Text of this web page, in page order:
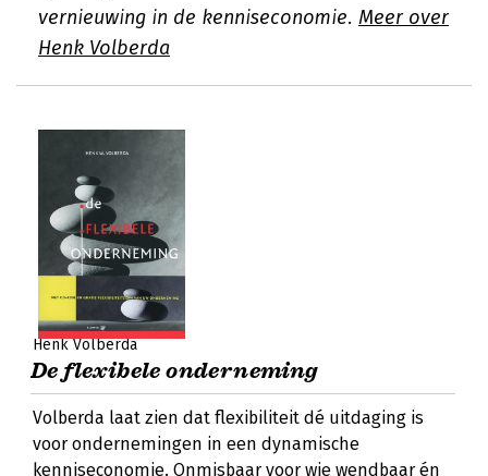
vernieuwing in de kenniseconomie. Meer over
Henk Volberda
Henk Volberda
De flexibele onderneming
Volberda laat zien dat flexibiliteit dé uitdaging is
voor ondernemingen in een dynamische
kenniseconomie. Onmisbaar voor wie wendbaar én